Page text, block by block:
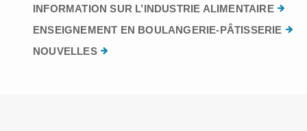
INFORMATION SUR L’INDUSTRIE ALIMENTAIRE
ENSEIGNEMENT EN BOULANGERIE-PÂTISSERIE
NOUVELLES